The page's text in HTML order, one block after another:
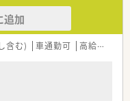
）の支給もございます。
もございます。
談も可能です。
研修など年次毎やテーマ毎
追加
含む) 車通勤可 高給与(600万円以上)